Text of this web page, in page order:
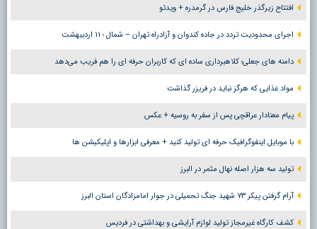
افتتاح زیرگذر خلیج فارس در گرمدره + ویدئو
اجرای محدودیت تردد در جاده کندوان و آزادراه تهران – شمال ؛ ١١ اردیبهشت
دامنه های جعلی؛ کلاهبرداری ساده ای که کاربران حرفه ای را هم فریب می‌دهد
مواد غذایی که هرگز نباید در فریزر گذاشت
پیام معنادار عراقچی پس از سفر به روسیه + عکس
با موبایل اینفوگرافیک حرفه ای تولید کنید + معرفی ابزارها و اپلیکیشن ها
تولید سه هزار اصله نهال مثمر در البرز
آرام گرفتن پیکر ۷۳ شهید جنگ تحمیلی در جوار امامزادگان استان البرز
کشف کارگاه غیرمجاز تولید لوازم آرایشی و بهداشتی در فردیس